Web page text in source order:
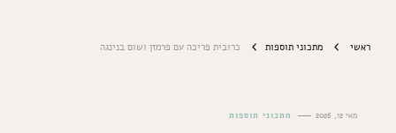
ראשי מתכוני תוספות כרובית פריכה עם פרמזן ושום בנינגה
מאי 12, 2026 מתכוני תוספות